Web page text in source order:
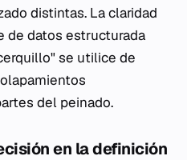
distintas. La claridad
de datos estructurada
se utilice de
del peinado.
en la definición